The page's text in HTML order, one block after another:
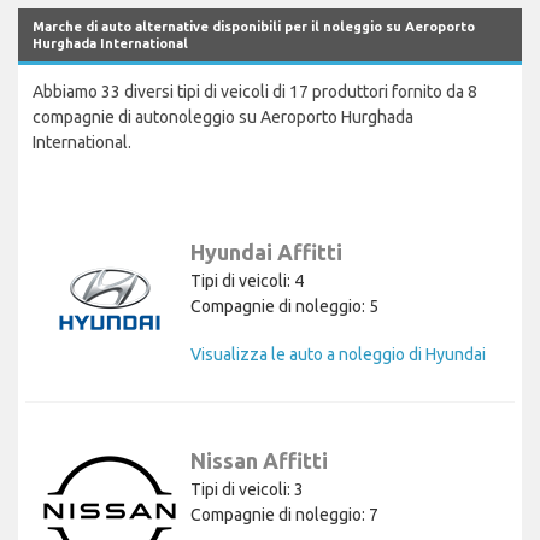
Marche di auto alternative disponibili per il noleggio su Aeroporto
Hurghada International
Abbiamo 33 diversi tipi di veicoli di 17 produttori fornito da 8
compagnie di autonoleggio su Aeroporto Hurghada
International.
Hyundai Affitti
Tipi di veicoli: 4
Compagnie di noleggio: 5
Visualizza le auto a noleggio di Hyundai
Nissan Affitti
Tipi di veicoli: 3
Compagnie di noleggio: 7